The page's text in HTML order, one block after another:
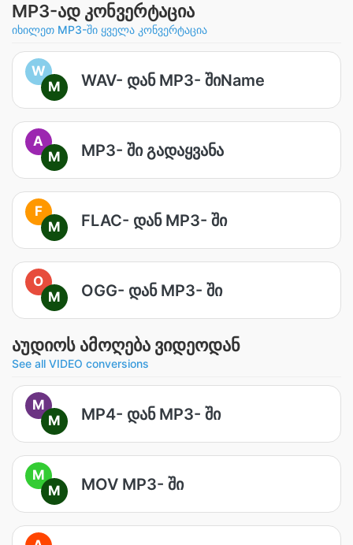
MP3-ად კონვერტაცია
იხილეთ MP3-ში ყველა კონვერტაცია
W
M
WAV- დან MP3- შიName
A
M
MP3- ში გადაყვანა
F
M
FLAC- დან MP3- ში
O
M
OGG- დან MP3- ში
აუდიოს ამოღება ვიდეოდან
See all VIDEO conversions
M
M
MP4- დან MP3- ში
M
M
MOV MP3- ში